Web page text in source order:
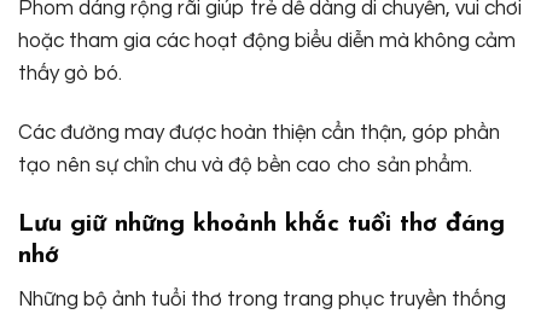
Phom dáng rộng rãi giúp trẻ dễ dàng di chuyển, vui chơi
hoặc tham gia các hoạt động biểu diễn mà không cảm
thấy gò bó.
Các đường may được hoàn thiện cẩn thận, góp phần
tạo nên sự chỉn chu và độ bền cao cho sản phẩm.
Lưu giữ những khoảnh khắc tuổi thơ đáng
nhớ
Những bộ ảnh tuổi thơ trong trang phục truyền thống